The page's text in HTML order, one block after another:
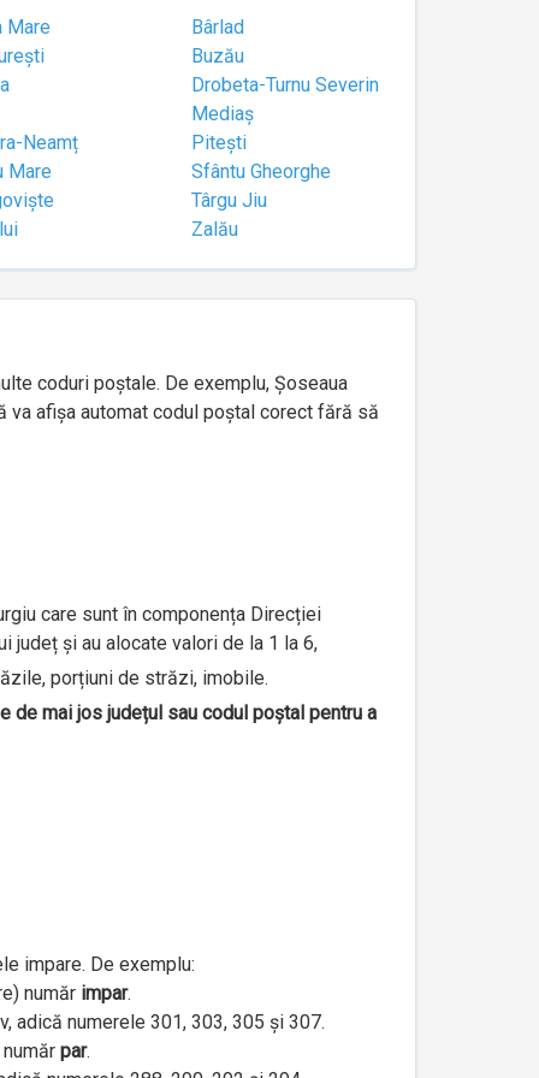
Mare
Bârlad
Buzău
Drobeta-Turnu Severin
Mediaș
Neamț
Pitești
Mare
Sfântu Gheorghe
Târgu Jiu
Zalău
coduri poștale. De exemplu, Șoseaua
va afișa automat codul poștal corect fără să
care sunt în componența Direcției
județ și au alocate valori de la 1 la 6,
porțiuni de străzi, imobile.
mai jos județul sau codul poștal pentru a
impare. De exemplu:
număr impar.
adică numerele 301, 303, 305 și 307.
par.